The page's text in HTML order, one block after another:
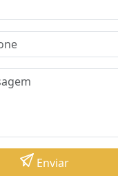
Enviar